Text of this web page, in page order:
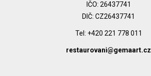
IČO: 26437741
DIČ: CZ26437741
Tel: +420 221 778 011
restaurovani@gemaart.cz